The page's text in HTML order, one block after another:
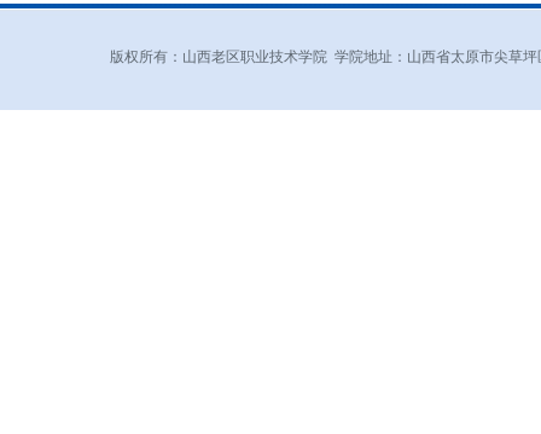
版权所有：山西老区职业技术学院 学院地址：山西省太原市尖草